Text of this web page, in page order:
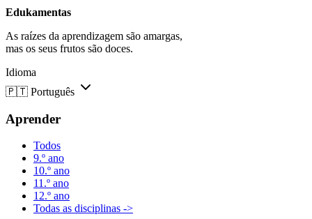
Edukamentas
As raízes da aprendizagem são amargas,
mas os seus frutos são doces.
Idioma
🇵🇹 Português
Aprender
Todos
9.º ano
10.º ano
11.º ano
12.º ano
Todas as disciplinas ->